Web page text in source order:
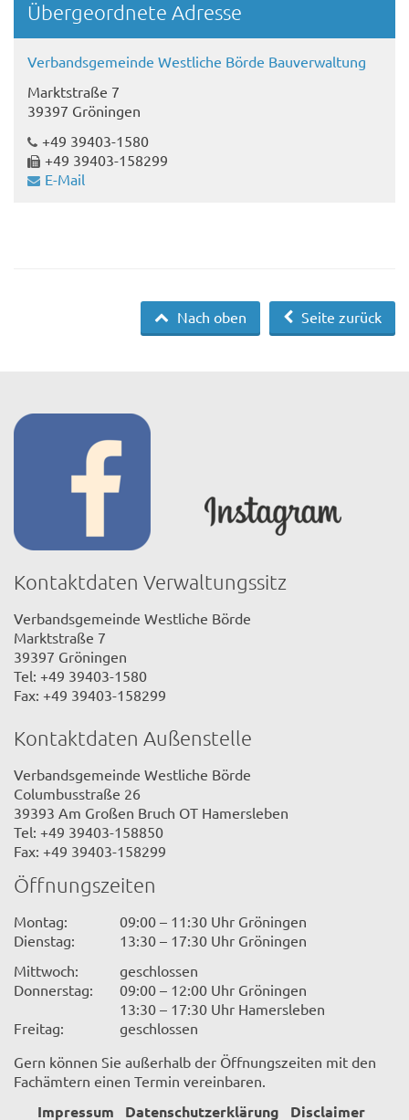
Übergeordnete Adresse
Verbandsgemeinde Westliche Börde Bauverwaltung
Marktstraße 7
39397 Gröningen
+49 39403-1580
+49 39403-158299
E-Mail
Seite zurück
Nach oben
Kontaktdaten Verwaltungssitz
Verbandsgemeinde Westliche Börde
Marktstraße 7
39397 Gröningen
Tel: +49 39403-1580
Fax: +49 39403-158299
Kontaktdaten Außenstelle
Verbandsgemeinde Westliche Börde
Columbusstraße 26
39393 Am Großen Bruch OT Hamersleben
Tel: +49 39403-158850
Fax: +49 39403-158299
Öffnungszeiten
Montag:
09:00 – 11:30 Uhr Gröningen
Dienstag:
13:30 – 17:30 Uhr Gröningen
Mittwoch:
geschlossen
Donnerstag:
09:00 – 12:00 Uhr Gröningen
13:30 – 17:30 Uhr Hamersleben
Freitag:
geschlossen
Gern können Sie außerhalb der Öffnungszeiten mit den
Fachämtern einen Termin vereinbaren.
Impressum Datenschutzerklärung Disclaimer